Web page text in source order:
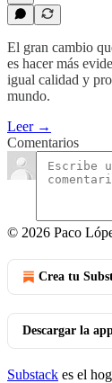
El gran cambio
es hacer más
igual calidad y
mundo.
Leer →
Comentarios
© 2026 Paco
Crea tu
Descargar la
Substack es el